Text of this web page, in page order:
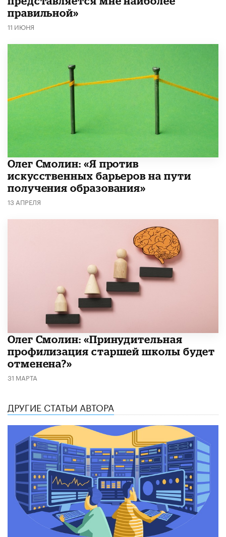
правильной»
11 ИЮНЯ
Олег Смолин: «Я против
искусственных барьеров на пути
получения образования»
13 АПРЕЛЯ
​Олег Смолин: «Принудительная
профилизация старшей школы будет
отменена?»
31 МАРТА
ДРУГИЕ СТАТЬИ АВТОРА